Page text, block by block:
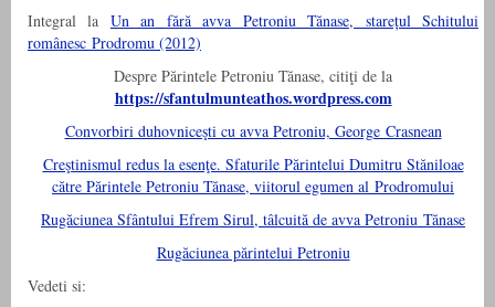
Integral la Un an fără avva Petroniu Tănase, starețul Schitului
românesc Prodromu (2012)
Despre Părintele Petroniu Tănase, citiţi de la
https://sfantulmunteathos.wordpress.com
Convorbiri duhovniceşti cu avva Petroniu, George Crasnean
Creştinismul redus la esenţe. Sfaturile Părintelui Dumitru Stăniloae
către Părintele Petroniu Tănase, viitorul egumen al Prodromului
Rugăciunea Sfântului Efrem Sirul, tâlcuită de avva Petroniu Tănase
Rugăciunea părintelui Petroniu
Vedeti si: